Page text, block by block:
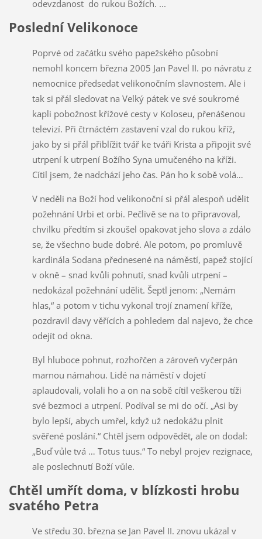
odevzdanost do rukou Božích. ...
Poslední Velikonoce
Poprvé od začátku svého papežského působní
nemohl koncem března 2005 Jan Pavel II. po návratu z
nemocnice předsedat velikonočním slavnostem. Ale i
tak si přál sledovat na Velký pátek ve své soukromé
kapli pobožnost křížové cesty v Koloseu, přenášenou
televizí. Při čtrnáctém zastavení vzal do rukou kříž,
jako by si přál přiblížit tvář ke tváři Krista a připojit své
utrpení k utrpení Božího Syna umučeného na kříži.
Cítil jsem, že nadchází jeho čas. Pán ho k sobě volá…
V neděli na Boží hod velikonoční si přál alespoň udělit
požehnání Urbi et orbi. Pečlivě se na to připravoval,
chvilku předtím si zkoušel opakovat jeho slova a zdálo
se, že všechno bude dobré. Ale potom, po promluvě
kardinála Sodana přednesené na náměstí, papež stojící
v okně – snad kvůli pohnutí, snad kvůli utrpení –
nedokázal požehnání udělit. Šeptl jenom: „Nemám
hlas,“ a potom v tichu vykonal trojí znamení kříže,
pozdravil davy věřících a pohledem dal najevo, že chce
odejít od okna.
Byl hluboce pohnut, rozhořčen a zároveň vyčerpán
marnou námahou. Lidé na náměstí v dojetí
aplaudovali, volali ho a on na sobě cítil veškerou tíži
své bezmoci a utrpení. Podíval se mi do očí. „Asi by
bylo lepší, abych umřel, když už nedokážu plnit
svěřené poslání.“ Chtěl jsem odpovědět, ale on dodal:
„Buď vůle tvá … Totus tuus.“ To nebyl projev rezignace,
ale poslechnutí Boží vůle.
Chtěl umřít doma, v blízkosti hrobu
svatého Petra
Ve středu 30. března se Jan Pavel II. znovu ukázal v